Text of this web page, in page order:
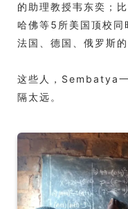
的助理教授韦东奕；
哈佛等5所美国顶校同
法国、德国、俄罗斯的
这些人，Sembatya
隔太远。